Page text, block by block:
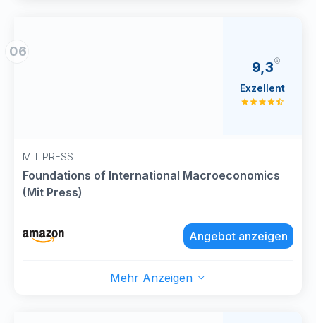
06
MIT PRESS
Foundations of International Macroeconomics
(Mit Press)
9,3
Exzellent
Angebot anzeigen
Mehr Anzeigen